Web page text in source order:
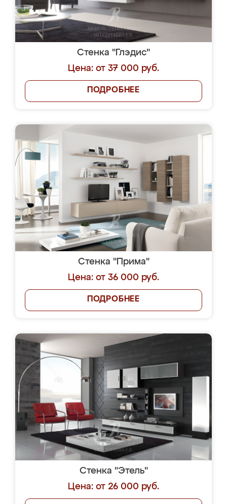
Стенка "Глэдис"
Цена: от 37 000 руб.
ПОДРОБНЕЕ
Стенка "Прима"
Цена: от 36 000 руб.
ПОДРОБНЕЕ
Стенка "Этель"
Цена: от 26 000 руб.